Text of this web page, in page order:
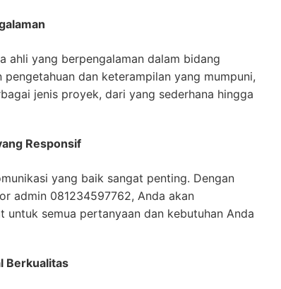
ahli yang berpengalaman dalam bidang
pengetahuan dan keterampilan yang mumpuni,
jenis proyek, dari yang sederhana hingga
Responsif
yang baik sangat penting. Dengan
admin 081234597762, Anda akan
untuk semua pertanyaan dan kebutuhan Anda
Berkualitas